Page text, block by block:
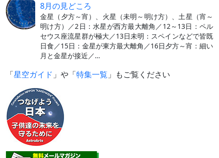
8月の見どころ
金星（夕方～宵）、火星（未明～明け方）、土星（宵～
明け方）／2日：水星が西方最大離角／12～13日：ペル
セウス座流星群が極大／13日未明：スペインなどで皆既
日食／15日：金星が東方最大離角／16日夕方～宵：細い
月と金星が接近／…
「星空ガイド 」や「特集一覧 」もご覧ください